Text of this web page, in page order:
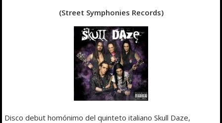
(Street Symphonies Records)
Disco debut homónimo del quinteto italiano Skull Daze,